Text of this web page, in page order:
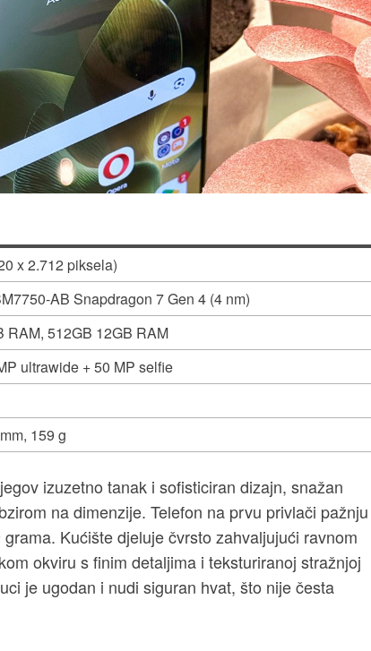
x 2.712 piksela)
AB Snapdragon 7 Gen 4 (4 nm)
RAM, 512GB 12GB RAM
ultrawide + 50 MP selfie
159 g
izuzetno tanak i sofisticiran dizajn, snažan
na dimenzije. Telefon na prvu privlači pažnju
Kućište djeluje čvrsto zahvaljujući ravnom
okviru s finim detaljima i teksturiranoj stražnjoj
je ugodan i nudi siguran hvat, što nije česta